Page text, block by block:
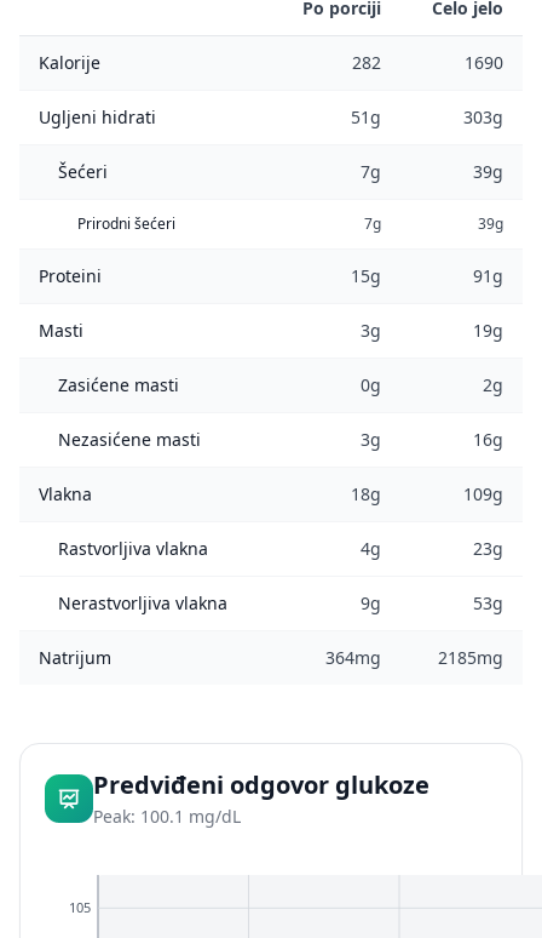
Po porciji Celo jelo
Kalorije 282 1690
Ugljeni hidrati 51g 303g
Šećeri 7g 39g
Prirodni šećeri 7g 39g
Proteini 15g 91g
Masti 3g 19g
Zasićene masti 0g 2g
Nezasićene masti 3g 16g
Vlakna 18g 109g
Rastvorljiva vlakna 4g 23g
Nerastvorljiva vlakna 9g 53g
Natrijum 364mg 2185mg
Predviđeni odgovor glukoze
Peak: 100.1 mg/dL
105